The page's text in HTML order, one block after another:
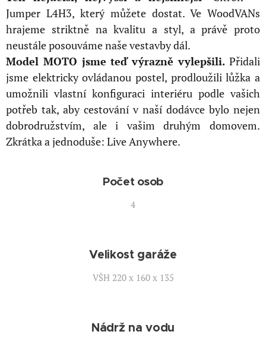
Jumper L4H3, který můžete dostat. Ve WoodVANs
hrajeme striktně na kvalitu a styl, a právě proto
neustále posouváme naše vestavby dál.
Model MOTO jsme teď výrazně vylepšili. Přidali
jsme elektricky ovládanou postel, prodloužili lůžka a
umožnili vlastní konfiguraci interiéru podle vašich
potřeb tak, aby cestování v naší dodávce bylo nejen
dobrodružstvím, ale i vašim druhým domovem.
Zkrátka a jednoduše: Live Anywhere.
Počet osob
4
Velikost garáže
VŠH 220 x 160 x 135
Nádrž na vodu